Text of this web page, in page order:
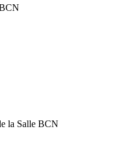
la Salle BCN